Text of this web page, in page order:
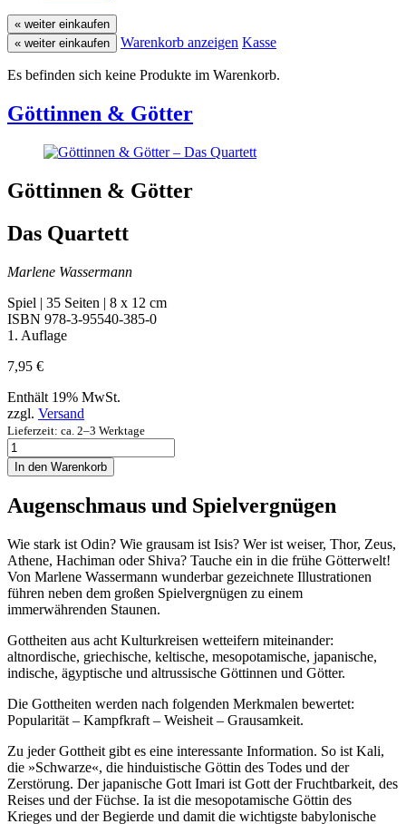
« weiter einkaufen
« weiter einkaufen
Warenkorb anzeigen Kasse
Es befinden sich keine Produkte im Warenkorb.
Göttinnen & Götter
Göttinnen & Götter
Das Quartett
Marlene Wassermann
Spiel | 35 Seiten | 8 x 12 cm
ISBN 978-3-95540-385-0
1. Auflage
7,95 €
Enthält 19% MwSt.
zzgl. Versand
Lieferzeit: ca. 2–3 Werktage
Göttinnen
&
Götter
In den Warenkorb
Augenschmaus und Spielvergnügen
Wie stark ist Odin? Wie grausam ist Isis? Wer ist weiser, Thor, Zeus,
Athene, Hachiman oder Shiva? Tauche ein in die frühe Götterwelt!
Von Marlene Wassermann wunderbar gezeichnete Illustrationen
führen neben dem großen Spielvergnügen zu einem
immerwährenden Staunen.
Gottheiten aus acht Kulturkreisen wetteifern miteinander:
altnordische, griechische, keltische, mesopotamische, japanische,
indische, ägyptische und altrussische Göttinnen und Götter.
Die Gottheiten werden nach folgenden Merkmalen bewertet:
Popularität – Kampfkraft – Weisheit – Grausamkeit.
Zu jeder Gottheit gibt es eine interessante Information. So ist Kali,
die »Schwarze«, die hinduistische Göttin des Todes und der
Zerstörung. Der japanische Gott Imari ist Gott der Fruchtbarkeit, des
Reises und der Füchse. Ia ist die mesopotamische Göttin des
Krieges und der Begierde und damit die wichtigste babylonische